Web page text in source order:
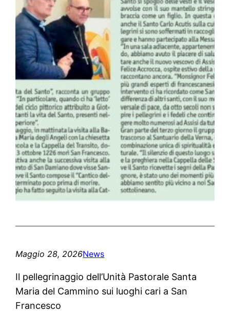
Maggio 28, 2026News
Il pellegrinaggio dell’Unità Pastorale Santa
Maria del Cammino sui luoghi cari a San
Francesco